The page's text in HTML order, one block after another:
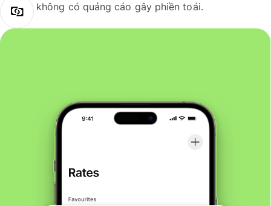
không có quảng cáo gây phiền toái.